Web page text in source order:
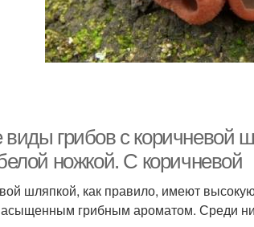
грибов с коричневой
ножкой. С коричневой
шляпкой, как правило, имеют
грибным ароматом. Среди